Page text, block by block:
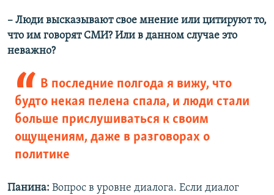
– Люди высказывают свое мнение или цитируют то,
что им говорят СМИ? Или в данном случае это
неважно?
В последние полгода я вижу, что
будто некая пелена спала, и люди стали
больше прислушиваться к своим
ощущениям, даже в разговорах о
политике
Панина: Вопрос в уровне диалога. Если диалог